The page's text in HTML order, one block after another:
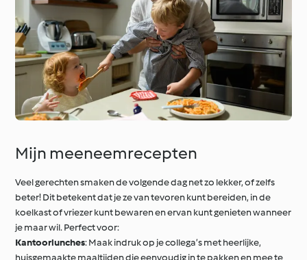
Mijn meeneemrecepten
Veel gerechten smaken de volgende dag net zo lekker, of zelfs
beter! Dit betekent dat je ze van tevoren kunt bereiden, in de
koelkast of vriezer kunt bewaren en ervan kunt genieten wanneer
je maar wil. Perfect voor:
Kantoorlunches: Maak indruk op je collega’s met heerlijke,
huisgemaakte maaltijden die eenvoudig in te pakken en mee te